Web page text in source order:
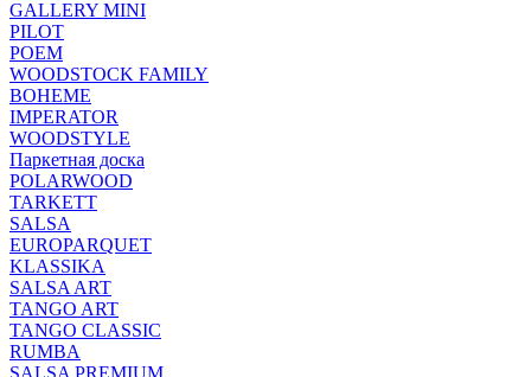
GALLERY MINI
PILOT
POEM
WOODSTOCK FAMILY
BOHEME
IMPERATOR
WOODSTYLE
Паркетная доска
POLARWOOD
TARKETT
SALSA
EUROPARQUET
KLASSIKA
SALSA ART
TANGO ART
TANGO CLASSIC
RUMBA
SALSA PREMIUM